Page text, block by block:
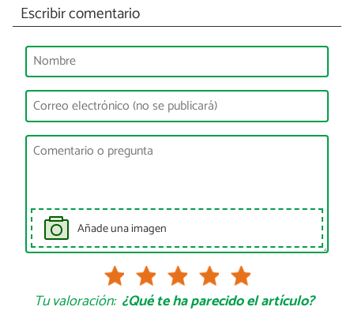
Escribir comentario
Añade una imagen
Tu valoración: ¿Qué te ha parecido el artículo?